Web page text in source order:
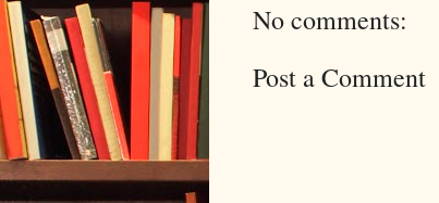
No comments:
Post a Comment